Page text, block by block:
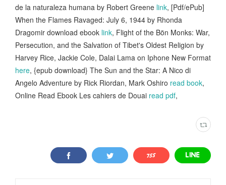
de la naturaleza humana by Robert Greene link, [Pdf/ePub]
When the Flames Ravaged: July 6, 1944 by Rhonda
Dragomir download ebook link, Flight of the Bön Monks: War,
Persecution, and the Salvation of Tibet's Oldest Religion by
Harvey Rice, Jackie Cole, Dalai Lama on Iphone New Format
here, {epub download} The Sun and the Star: A Nico di
Angelo Adventure by Rick Riordan, Mark Oshiro read book,
Online Read Ebook Les cahiers de Douai read pdf,